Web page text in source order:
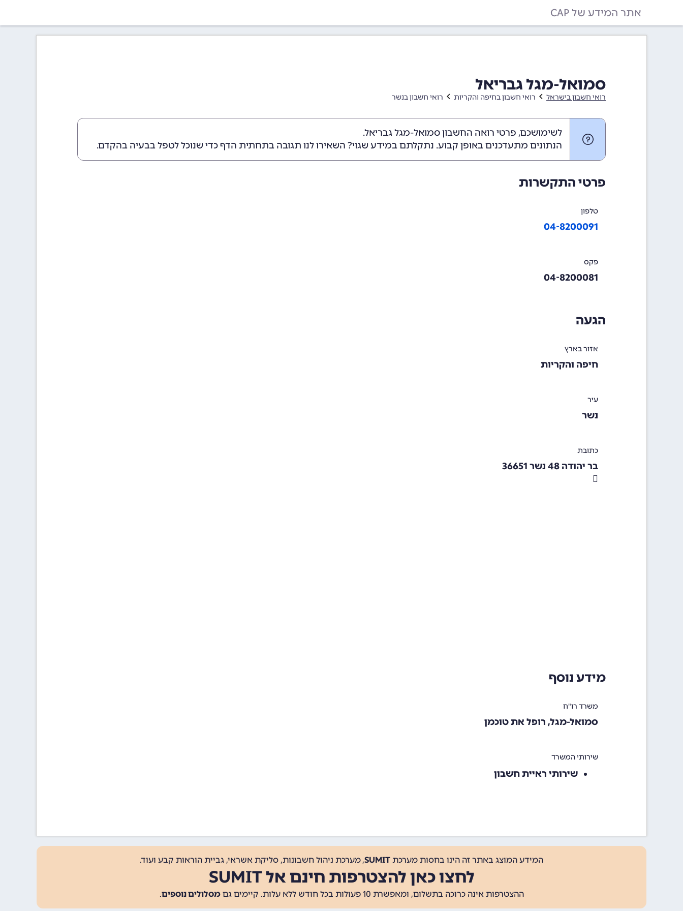
אתר המידע של CAP
סמואל-מגל גבריאל
רואי חשבון בישראל רואי חשבון בחיפה והקריות רואי חשבון בנשר
לשימושכם, פרטי רואה החשבון סמואל-מגל גבריאל.
הנתונים מתעדכנים באופן קבוע. נתקלתם במידע שגוי? השאירו לנו תגובה בתחתית הדף כדי שנוכל לטפל בבעיה בהקדם.
פרטי התקשרות
טלפון
04-8200091
פקס
04-8200081
הגעה
אזור בארץ
חיפה והקריות
עיר
נשר
כתובת
בר יהודה 48 נשר 36651
מידע נוסף
משרד רו"ח
סמואל-מגל, רופל את טוכמן
שירותי המשרד
שירותי ראיית חשבון
המידע המוצג באתר זה הינו בחסות מערכת SUMIT, מערכת ניהול חשבונות, סליקת אשראי, גביית הוראות קבע ועוד.
לחצו כאן להצטרפות חינם אל SUMIT
ההצטרפות אינה כרוכה בתשלום, ומאפשרת 10 פעולות בכל חודש ללא עלות. קיימים גם מסלולים נוספים.